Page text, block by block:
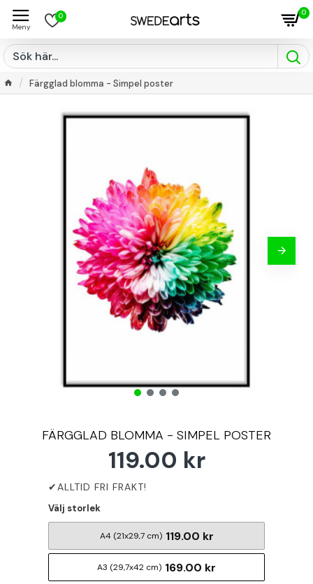
0 0
Färgglad blomma - Simpel poster
FÄRGGLAD BLOMMA - SIMPEL POSTER
119.00 kr
Välj storlek
A4 (21x29,7 cm) 119.00 kr
A3 (29,7x42 cm) 169.00 kr